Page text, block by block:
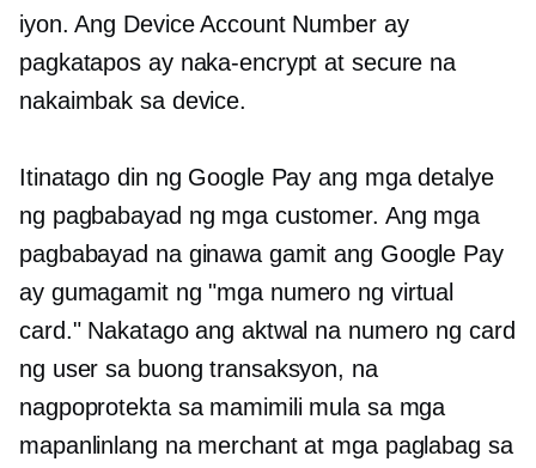
iyon. Ang Device Account Number ay
pagkatapos ay naka-encrypt at secure na
nakaimbak sa device.
Itinatago din ng Google Pay ang mga detalye
ng pagbabayad ng mga customer. Ang mga
pagbabayad na ginawa gamit ang Google Pay
ay gumagamit ng "mga numero ng virtual
card." Nakatago ang aktwal na numero ng card
ng user sa buong transaksyon, na
nagpoprotekta sa mamimili mula sa mga
mapanlinlang na merchant at mga paglabag sa